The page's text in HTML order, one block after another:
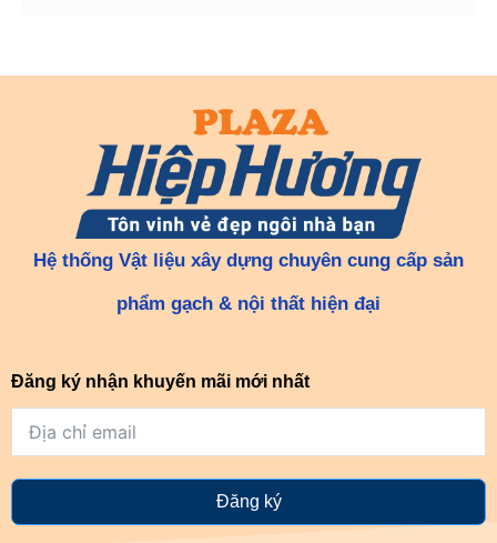
Hệ thống Vật liệu xây dựng chuyên cung cấp sản
phẩm gạch & nội thất hiện đại
Đăng ký nhận khuyến mãi mới nhất
Đăng ký